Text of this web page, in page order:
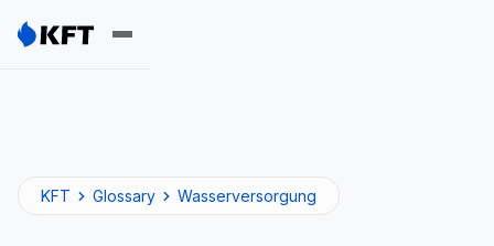
KFT Glossary Wasserversorgung